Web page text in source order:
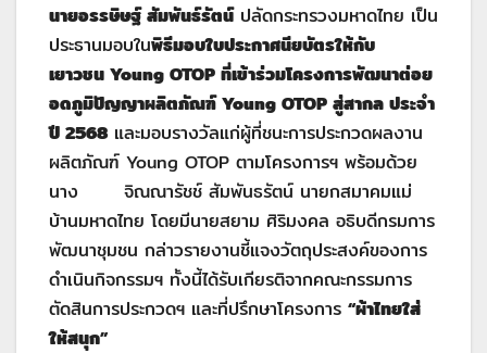
นายอรรษิษฐ์ สัมพันธ์รัตน์ปลัดกระทรวงมหาดไทย เป็น
ประธานมอบในพิธีมอบใบประกาศนียบัตรให้กับ
เยาวชน Young OTOP ที่เข้าร่วมโครงการพัฒนาต่อย
อดภูมิปัญญาผลิตภัณฑ์Young OTOP สู่สากล ประจำ
ปี 2568และมอบรางวัลแก่ผู้ที่ชนะการประกวดผลงาน
ผลิตภัณฑ์ Young OTOP ตามโครงการฯ พร้อมด้วย
นาง จิณณารัชช์ สัมพันธรัตน์ นายกสมาคมแม่
บ้านมหาดไทย โดยมีนายสยาม ศิริมงคล อธิบดีกรมการ
พัฒนาชุมชน กล่าวรายงานชี้แจงวัตถุประสงค์ของการ
ดำเนินกิจกรรมฯ ทั้งนี้ได้รับเกียรติจากคณะกรรมการ
ตัดสินการประกวดฯ และที่ปรึกษาโครงการ “ผ้าไทยใส่
ให้สนุก”